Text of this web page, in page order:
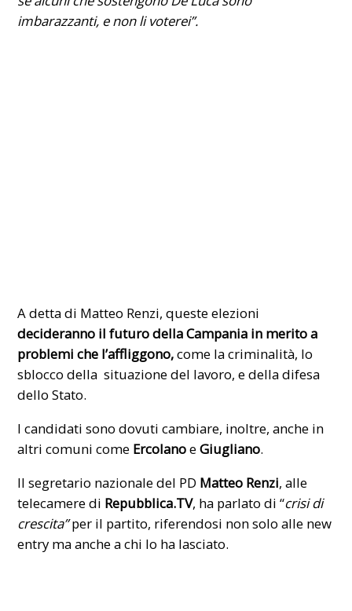
imbarazzanti, e non li voterei”.
A detta di Matteo Renzi, queste elezioni
decideranno il futuro della Campania in merito a
problemi che l’affliggono,come la criminalità, lo
sblocco della situazione del lavoro, e della difesa
dello Stato.
I candidati sono dovuti cambiare, inoltre, anche in
altri comuni come ErcolanoeGiugliano.
Il segretario nazionale del PD Matteo Renzi, alle
telecamere di Repubblica.TV, ha parlato di “crisi di
crescita”per il partito, riferendosi non solo alle new
entry ma anche a chi lo ha lasciato.